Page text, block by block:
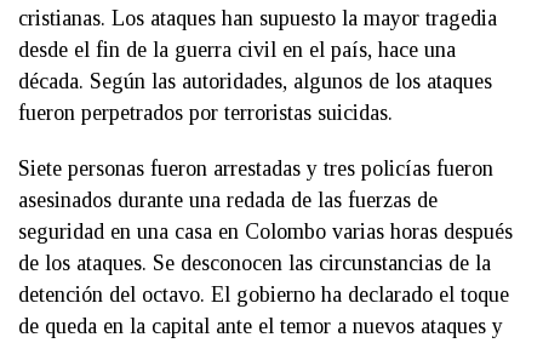
cristianas. Los ataques han supuesto la mayor tragedia
desde el fin de la guerra civil en el país, hace una
década. Según las autoridades, algunos de los ataques
fueron perpetrados por terroristas suicidas.
Siete personas fueron arrestadas y tres policías fueron
asesinados durante una redada de las fuerzas de
seguridad en una casa en Colombo varias horas después
de los ataques. Se desconocen las circunstancias de la
detención del octavo. El gobierno ha declarado el toque
de queda en la capital ante el temor a nuevos ataques y